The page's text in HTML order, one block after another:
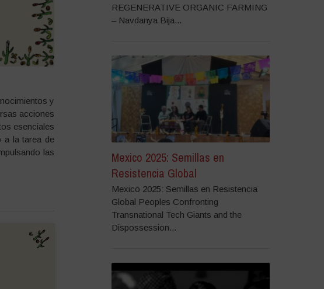
y
acciones
esenciales
a la tarea de
las
REGENERATIVE ORGANIC FARMING
– Navdanya Bija...
Mexico 2025: Semillas en
Resistencia Global
Mexico 2025: Semillas en Resistencia
Global Peoples Confronting
Transnational Tech Giants and the
Dispossession...